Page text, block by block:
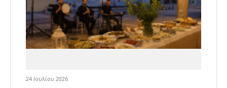
24 Ιουλίου 2026